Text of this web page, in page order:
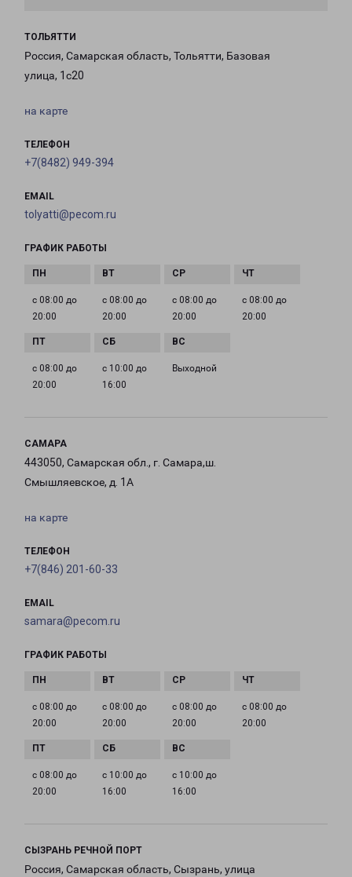
ТОЛЬЯТТИ
Россия, Самарская область, Тольятти, Базовая
улица, 1с20
на карте
ТЕЛЕФОН
+7(8482) 949-394
EMAIL
tolyatti@pecom.ru
ГРАФИК РАБОТЫ
с 08:00 до
20:00
с 08:00 до
20:00
с 08:00 до
20:00
с 08:00 до
20:00
с 08:00 до
20:00
с 10:00 до
16:00
Выходной
САМАРА
443050, Самарская обл., г. Самара,ш.
Смышляевское, д. 1А
на карте
ТЕЛЕФОН
+7(846) 201-60-33
EMAIL
samara@pecom.ru
ГРАФИК РАБОТЫ
с 08:00 до
20:00
с 08:00 до
20:00
с 08:00 до
20:00
с 08:00 до
20:00
с 08:00 до
20:00
с 10:00 до
16:00
с 10:00 до
16:00
СЫЗРАНЬ РЕЧНОЙ ПОРТ
Россия, Самарская область, Сызрань, улица